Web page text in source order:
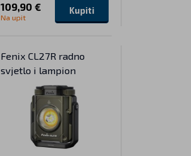
109,90 €
Na upit
Kupiti
Fenix CL27R radno
svjetlo i lampion